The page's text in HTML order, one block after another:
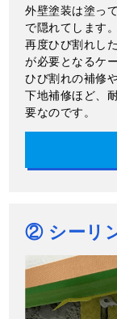
外壁塗装は塗っ
で隠れてします
再度ひび割れし
が必要となるケ
ひび割れの補修
下地補修ほど、
要なのです。
② シーリ